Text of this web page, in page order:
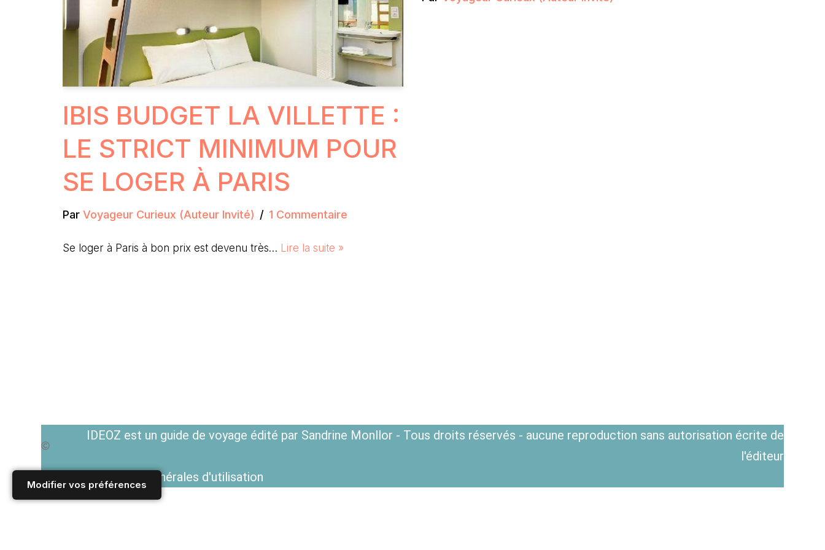
Modifier vos préférences
IBIS BUDGET LA VILLETTE :
LE STRICT MINIMUM POUR
SE LOGER À PARIS
Par Voyageur Curieux (Auteur Invité) 1 Commentaire
Se loger à Paris à bon prix est devenu très… Lire la suite »
IDEOZ est un guide de voyage édité par Sandrine Monllor - Tous droits réservés - aucune reproduction sans autorisation écrite de
l'éditeur
Voir les Conditions générales d'utilisation